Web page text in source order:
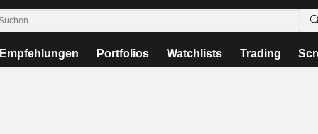
Empfehlungen Portfolios Watchlists Trading